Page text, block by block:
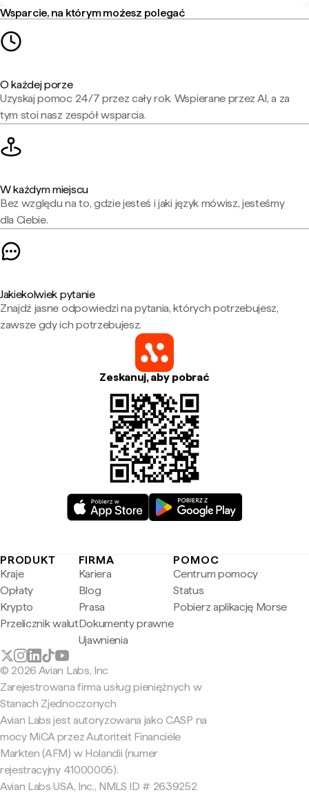
Wsparcie, na którym możesz polegać
O każdej porze
Uzyskaj pomoc 24/7 przez cały rok. Wspierane przez AI, a za
tym stoi nasz zespół wsparcia.
W każdym miejscu
Bez względu na to, gdzie jesteś i jaki język mówisz, jesteśmy
dla Ciebie.
Jakiekolwiek pytanie
Znajdź jasne odpowiedzi na pytania, których potrzebujesz,
zawsze gdy ich potrzebujesz.
Zeskanuj, aby pobrać
PRODUKT
Kraje
Opłaty
Krypto
Przelicznik walut
FIRMA
Kariera
Blog
Prasa
Dokumenty prawne
Ujawnienia
POMOC
Centrum pomocy
Status
Pobierz aplikację Morse
© 2026 Avian Labs, Inc
Zarejestrowana firma usług pieniężnych w
Stanach Zjednoczonych
Avian Labs jest autoryzowana jako CASP na
mocy MiCA przez Autoriteit Financiële
Markten (AFM) w Holandii (numer
rejestracyjny 41000005).
Avian Labs USA, Inc., NMLS ID # 2639252